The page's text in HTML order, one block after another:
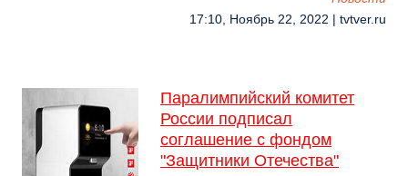
17:10, Ноябрь 22, 2022 | tvtver.ru
Паралимпийский комитет
России подписал
соглашение с фондом
"Защитники Отечества"